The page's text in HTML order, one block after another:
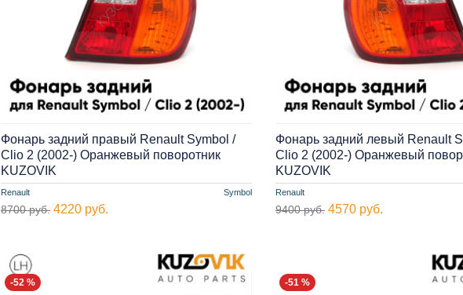
Renault Symbol
Фонарь задний правый Renault Symbol /
Clio 2 (2002-) Оранжевый поворотник
KUZOVIK
8700 руб. 4220 руб.
Renault
Фонарь задний левый Renault
Clio 2 (2002-) Оранжевый
KUZOVIK
9400 руб. 4570 руб.
-52 % -51 %